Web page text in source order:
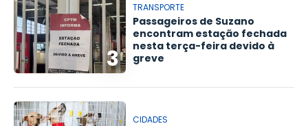
3
TRANSPORTE
Passageiros de Suzano
encontram estação fechada
nesta terça-feira devido à
greve
CIDADES